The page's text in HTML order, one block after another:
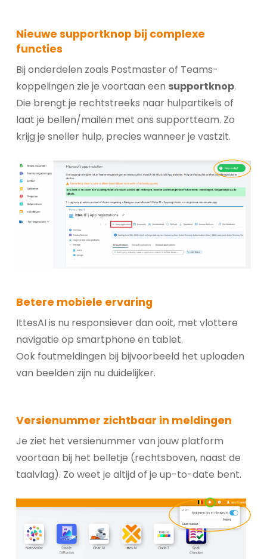
Nieuwe supportknop bij complexe
functies
Bij onderdelen zoals Postmaster of Teams-
koppelingen zie je voortaan een supportknop.
Die brengt je rechtstreeks naar hulpartikels of
laat je bellen/mailen met ons supportteam. Zo
krijg je sneller hulp, precies wanneer je vastzit.
Betere mobiele ervaring
IttesAI is nu responsiever dan ooit, met vlottere
navigatie op smartphone en tablet.
Ook foutmeldingen bij bijvoorbeeld het uploaden
van beelden zijn nu duidelijker.
Versienummer zichtbaar in meldingen
Je ziet het versienummer van jouw platform
voortaan bij het belletje (rechtsboven, naast de
taalvlag). Zo weet je altijd of je up-to-date bent.